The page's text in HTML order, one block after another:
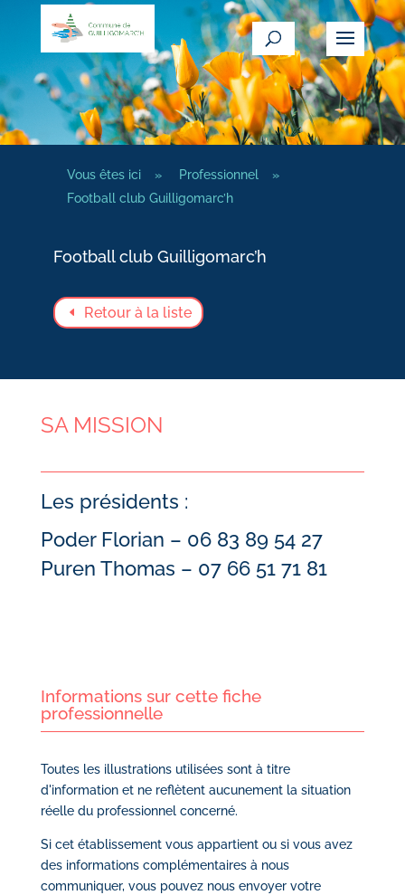
Vous êtes ici » Professionnel
»
Football club Guilligomarc’h
Football club Guilligomarc’h
Retour à la liste
SA MISSION
Les présidents :
Poder Florian – 06 83 89 54 27
Puren Thomas – 07 66 51 71 81
Informations sur cette fiche
professionnelle
Toutes les illustrations utilisées sont à titre
d'information et ne reflètent aucunement la situation
réelle du professionnel concerné.
Si cet établissement vous appartient ou si vous avez
des informations complémentaires à nous
communiquer, vous pouvez nous envoyer votre